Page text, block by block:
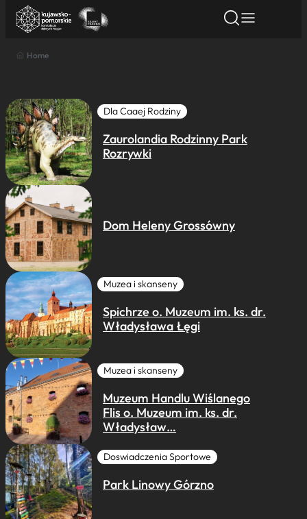
Nazwa atrakcji
Miasto
Kategoria
Home
Dla Caaej Rodziny
Zaurolandia Rodzinny Park
Rozrywki
Dom Heleny Grossówny
Muzea i skanseny
Spichrze o. Muzeum im. ks. dr.
Władysława Łęgi
Muzea i skanseny
Muzeum Handlu Wiślanego
Flis o. Muzeum im. ks. dr.
Władysław…
Doswiadczenia Sportowe
Park Linowy Górzno